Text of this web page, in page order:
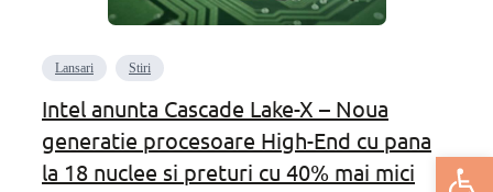
Deschide
Lansari Stiri
Intel anunta Cascade Lake-X – Noua
generatie procesoare High-End cu pana
la 18 nuclee si preturi cu 40% mai mici